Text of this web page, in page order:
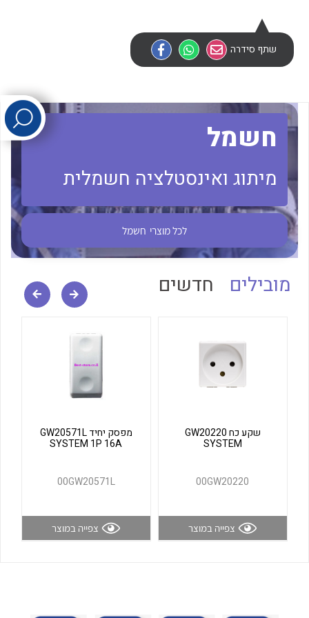
לכל מוצרי היצרן
לכל מוצרי היצרן לכל מוצרי היצרן
לכל מוצרי היצרן לכל מוצרי היצרן
שתף סידרה
חשמל
מיתוג ואינסטלציה חשמלית
לכל מוצרי חשמל
מובילים חדשים
שקע כח GW20220
SYSTEM
00GW20220
צפייה במוצר
מפסק יחיד GW20571L
SYSTEM 1P 16A
00GW20571L
צפייה במוצר